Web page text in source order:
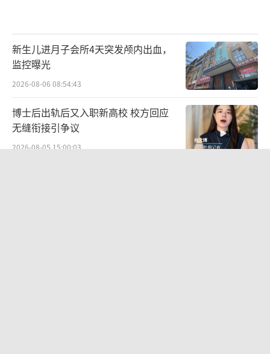
新生儿进月子会所4天突发颅内出血，
监控曝光
2026-08-06 08:54:43
博士后出轨后又入职新高校 校方回应
无缝衔接引争议
2026-08-05 15:00:03